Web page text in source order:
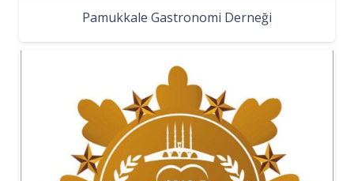
Pamukkale Gastronomi Derneği